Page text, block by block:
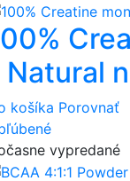
košíka Porovnať
vypredané